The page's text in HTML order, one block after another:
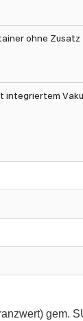
ohne Zusatz
integriertem
gem.